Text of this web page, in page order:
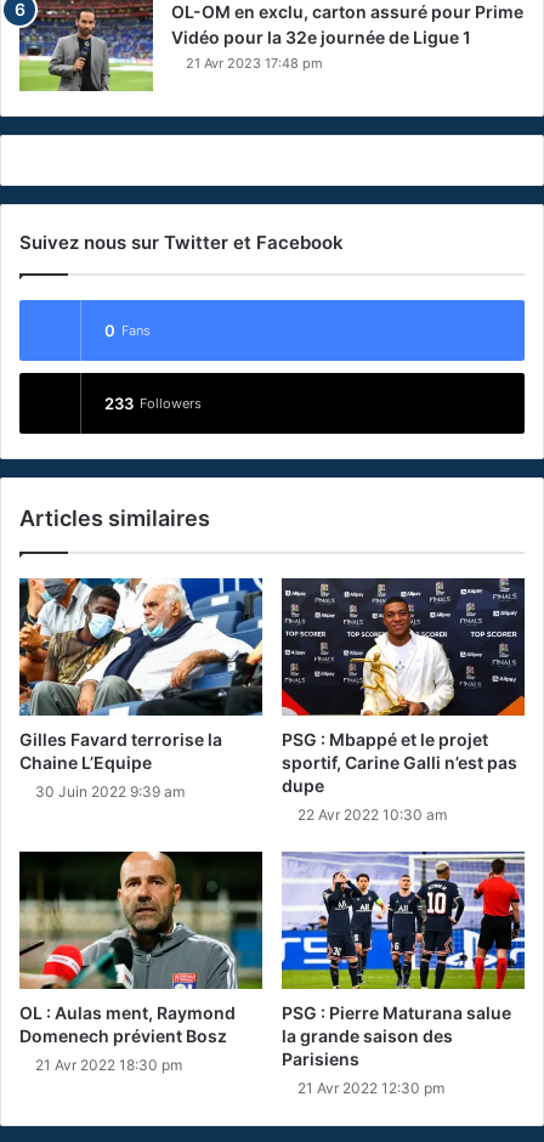
OL-OM en exclu, carton assuré pour Prime
Vidéo pour la 32e journée de Ligue 1
21 Avr 2023 17:48 pm
Suivez nous sur Twitter et Facebook
0 Fans
233 Followers
Articles similaires
Gilles Favard terrorise la
Chaine L’Equipe
30 Juin 2022 9:39 am
PSG : Mbappé et le projet
sportif, Carine Galli n’est pas
dupe
22 Avr 2022 10:30 am
OL : Aulas ment, Raymond
Domenech prévient Bosz
21 Avr 2022 18:30 pm
PSG : Pierre Maturana salue
la grande saison des
Parisiens
21 Avr 2022 12:30 pm